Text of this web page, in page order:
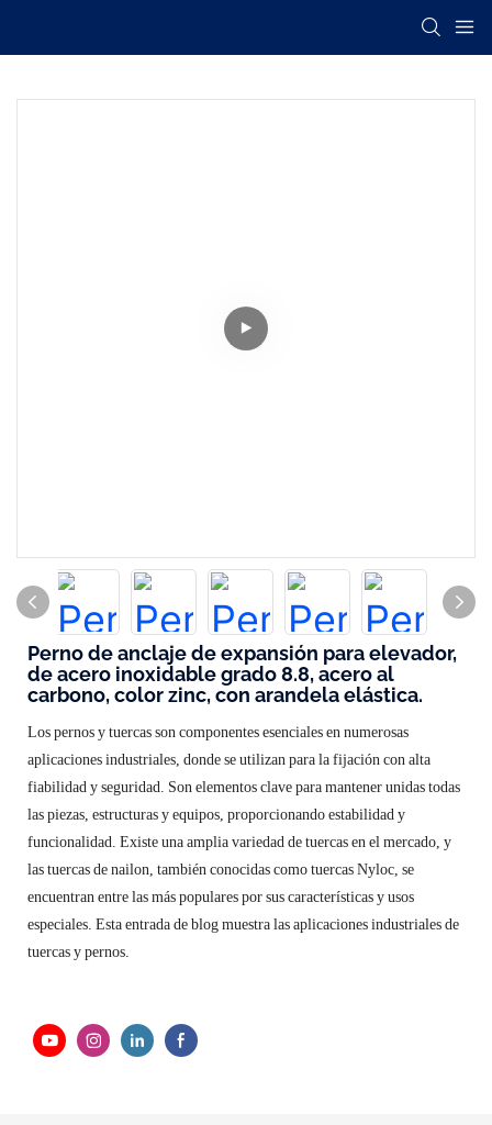
Perno de anclaje de expansión para elevador,
de acero inoxidable grado 8.8, acero al
carbono, color zinc, con arandela elástica.
Los pernos y tuercas son componentes esenciales en numerosas
aplicaciones industriales, donde se utilizan para la fijación con alta
fiabilidad y seguridad. Son elementos clave para mantener unidas todas
las piezas, estructuras y equipos, proporcionando estabilidad y
funcionalidad. Existe una amplia variedad de tuercas en el mercado, y
las tuercas de nailon, también conocidas como tuercas Nyloc, se
encuentran entre las más populares por sus características y usos
especiales. Esta entrada de blog muestra las aplicaciones industriales de
tuercas y pernos.